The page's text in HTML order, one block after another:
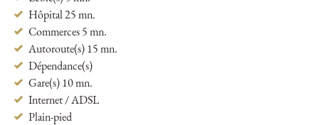
Hôpital 25 mn.
Commerces 5 mn.
Autoroute(s) 15 mn.
Dépendance(s)
Gare(s) 10 mn.
Internet / ADSL
Plain-pied